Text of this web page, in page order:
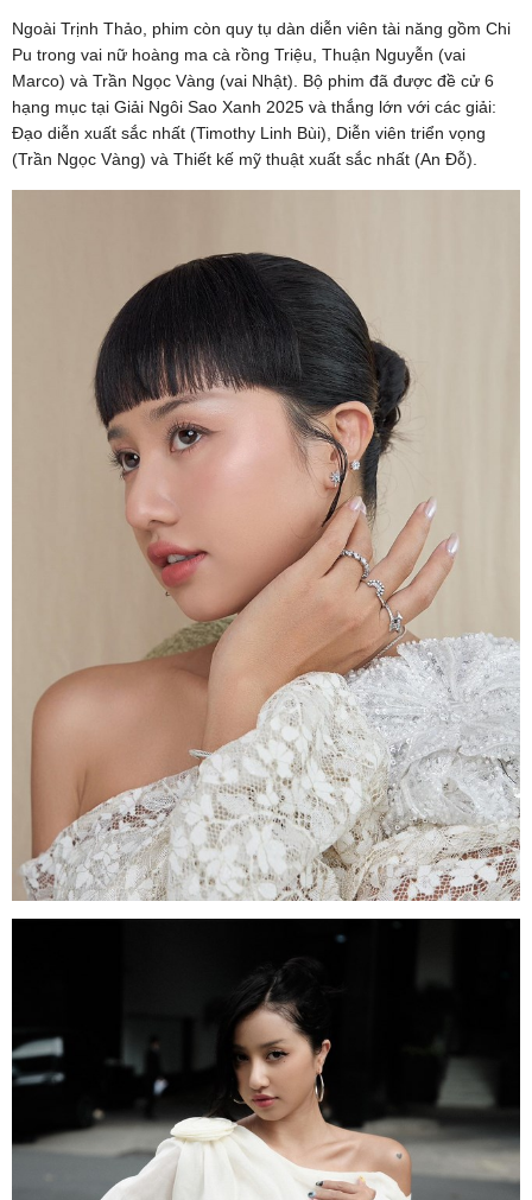
Ngoài Trịnh Thảo, phim còn quy tụ dàn diễn viên tài năng gồm Chi
Pu trong vai nữ hoàng ma cà rồng Triệu, Thuận Nguyễn (vai
Marco) và Trần Ngọc Vàng (vai Nhật). Bộ phim đã được đề cử 6
hạng mục tại Giải Ngôi Sao Xanh 2025 và thắng lớn với các giải:
Đạo diễn xuất sắc nhất (Timothy Linh Bùi), Diễn viên triển vọng
(Trần Ngọc Vàng) và Thiết kế mỹ thuật xuất sắc nhất (An Đỗ).